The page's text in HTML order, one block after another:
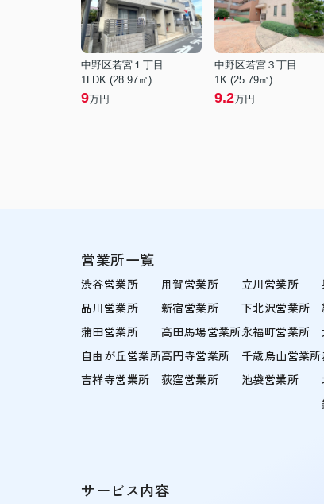
中野区若宮１丁目
1LDK (28.97㎡)
9万円
中野区若宮３丁目
1K (25.79㎡)
9.2万円
営業所一覧
渋谷営業所
品川営業所
蒲田営業所
自由が丘営業所
吉祥寺営業所
用賀営業所
新宿営業所
高田馬場営業所
高円寺営業所
荻窪営業所
立川営業所
下北沢営業所
永福町営業所
千歳烏山営業所
池袋営業所
サービス内容